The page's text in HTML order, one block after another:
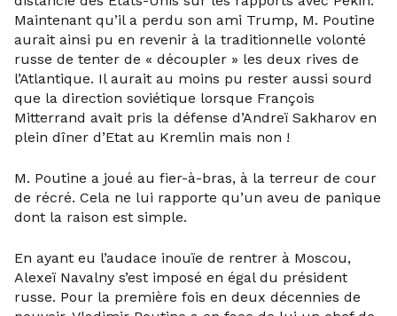
Maintenant qu’il a perdu son ami Trump, M. Poutine
aurait ainsi pu en revenir à la traditionnelle volonté
russe de tenter de « découpler » les deux rives de
l’Atlantique. Il aurait au moins pu rester aussi sourd
que la direction soviétique lorsque François
Mitterrand avait pris la défense d’Andreï Sakharov en
plein dîner d’Etat au Kremlin mais non !
M. Poutine a joué au fier-à-bras, à la terreur de cour
de récré. Cela ne lui rapporte qu’un aveu de panique
dont la raison est simple.
En ayant eu l’audace inouïe de rentrer à Moscou,
Alexeï Navalny s’est imposé en égal du président
russe. Pour la première fois en deux décennies de